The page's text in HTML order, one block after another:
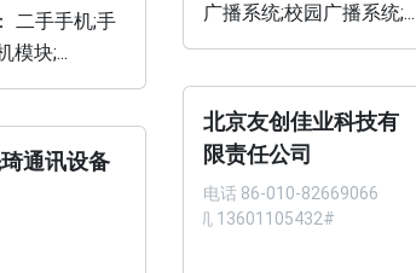
广播系统;校园广播系统;...
二手手机;手
模块;...
北京友创佳业科技有
限责任公司
电话 86-010-82669066
手机 13601105432#
通讯设备